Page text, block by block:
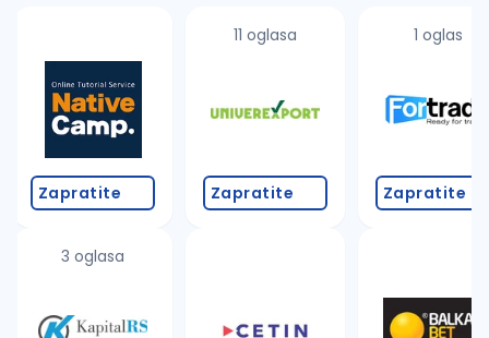
Takođe možete da:
proverite pravopisne greške (koristite č, ć, š, đ,
povećajte radijus za odabrani grad
promenite odabrane filtere pretrage
Zapratite
3 oglasa
11 oglasa
Zapratite
1 oglas
Zapratite